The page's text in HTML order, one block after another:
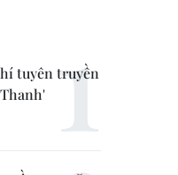
tuyên truyền